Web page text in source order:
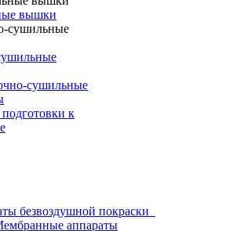
вышки
сушильные
к
безвоздушной покраски
аппараты